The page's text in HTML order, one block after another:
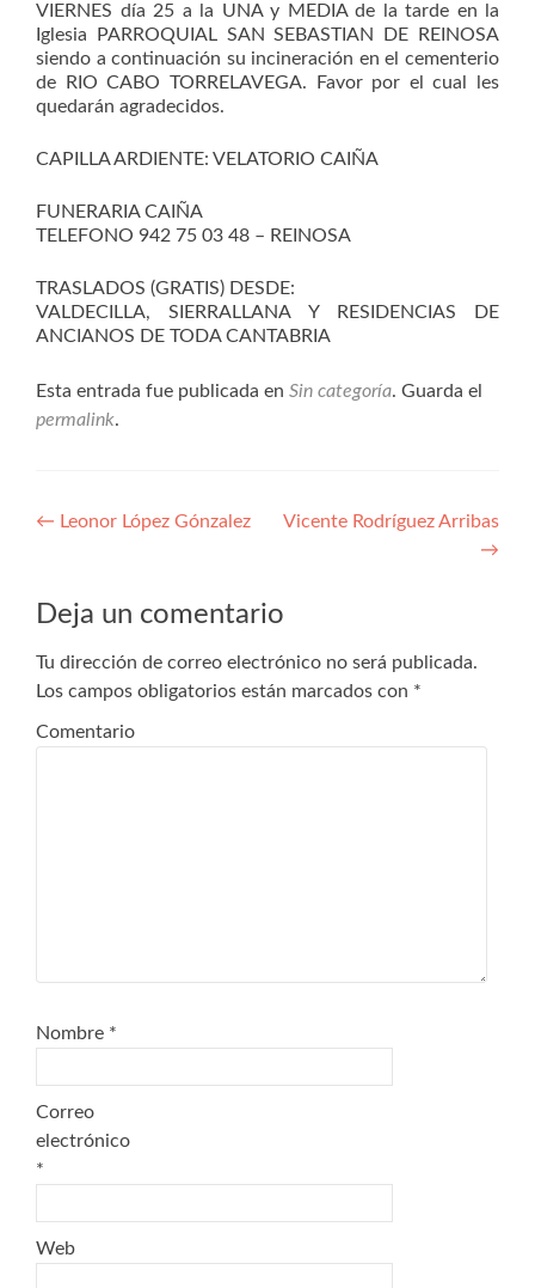
VIERNES día 25 a la UNA y MEDIA de la tarde en la
Iglesia PARROQUIAL SAN SEBASTIAN DE REINOSA
siendo a continuación su incineración en el cementerio
de RIO CABO TORRELAVEGA. Favor por el cual les
quedarán agradecidos.
CAPILLA ARDIENTE: VELATORIO CAIÑA
FUNERARIA CAIÑA
TELEFONO 942 75 03 48 – REINOSA
TRASLADOS (GRATIS) DESDE:
VALDECILLA, SIERRALLANA Y RESIDENCIAS DE
ANCIANOS DE TODA CANTABRIA
Esta entrada fue publicada en Sin categoría. Guarda el
permalink.
Navegación
entradas
← Leonor López Gónzalez
Vicente Rodríguez Arribas
→
Deja un comentario
Tu dirección de correo electrónico no será publicada.
Los campos obligatorios están marcados con *
Comentario
Nombre *
Correo
electrónico
*
Web